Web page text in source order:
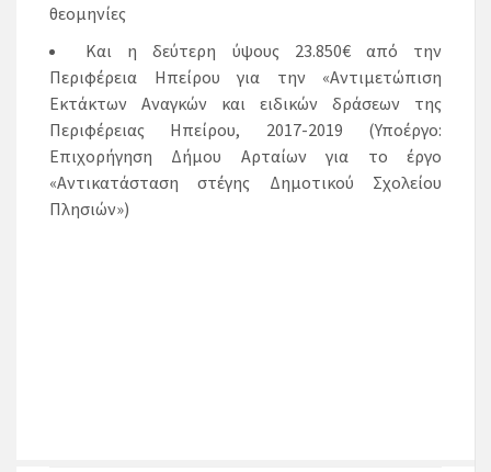
θεομηνίες
Και η δεύτερη ύψους 23.850€ από την
Περιφέρεια Ηπείρου για την «Αντιμετώπιση
Εκτάκτων Αναγκών και ειδικών δράσεων της
Περιφέρειας Ηπείρου, 2017-2019 (Υποέργο:
Επιχορήγηση Δήμου Αρταίων για το έργο
«Αντικατάσταση στέγης Δημοτικού Σχολείου
Πλησιών»)